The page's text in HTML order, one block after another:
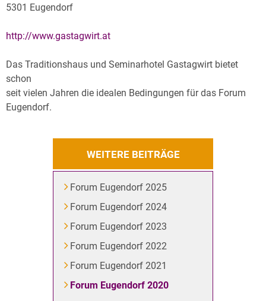
5301 Eugendorf
http://www.gastagwirt.at
Das Traditionshaus und Seminarhotel Gastagwirt bietet
schon
seit vielen Jahren die idealen Bedingungen für das Forum
Eugendorf.
WEITERE BEITRÄGE
Forum Eugendorf 2025
Forum Eugendorf 2024
Forum Eugendorf 2023
Forum Eugendorf 2022
Forum Eugendorf 2021
Forum Eugendorf 2020